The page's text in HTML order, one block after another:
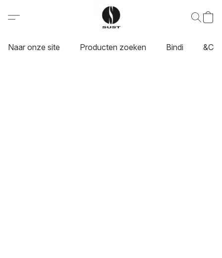
Naar onze site Producten zoeken Bindi &Co